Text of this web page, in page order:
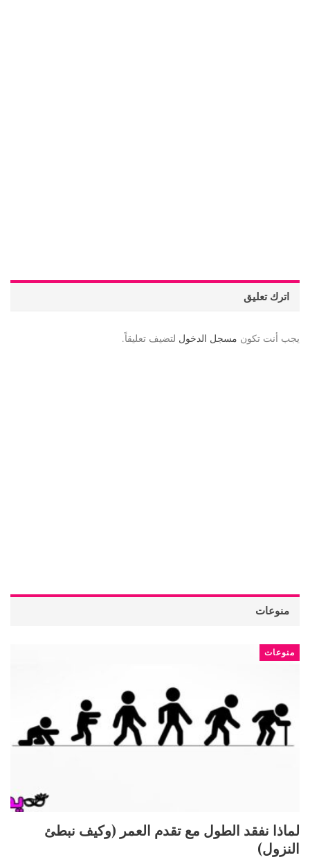
اترك تعليق
يجب أنت تكون مسجل الدخول لتضيف تعليقاً.
منوعات
منوعات
لماذا نفقد الطول مع تقدم العمر (وكيف نبطئ
النزول)